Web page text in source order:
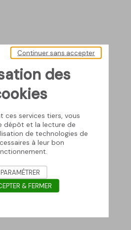
des
ces services tiers, vous
dépôt et la lecture de
de technologies de
à leur bon
Continuer sans accepter
PARAMÉTRER
& FERMER